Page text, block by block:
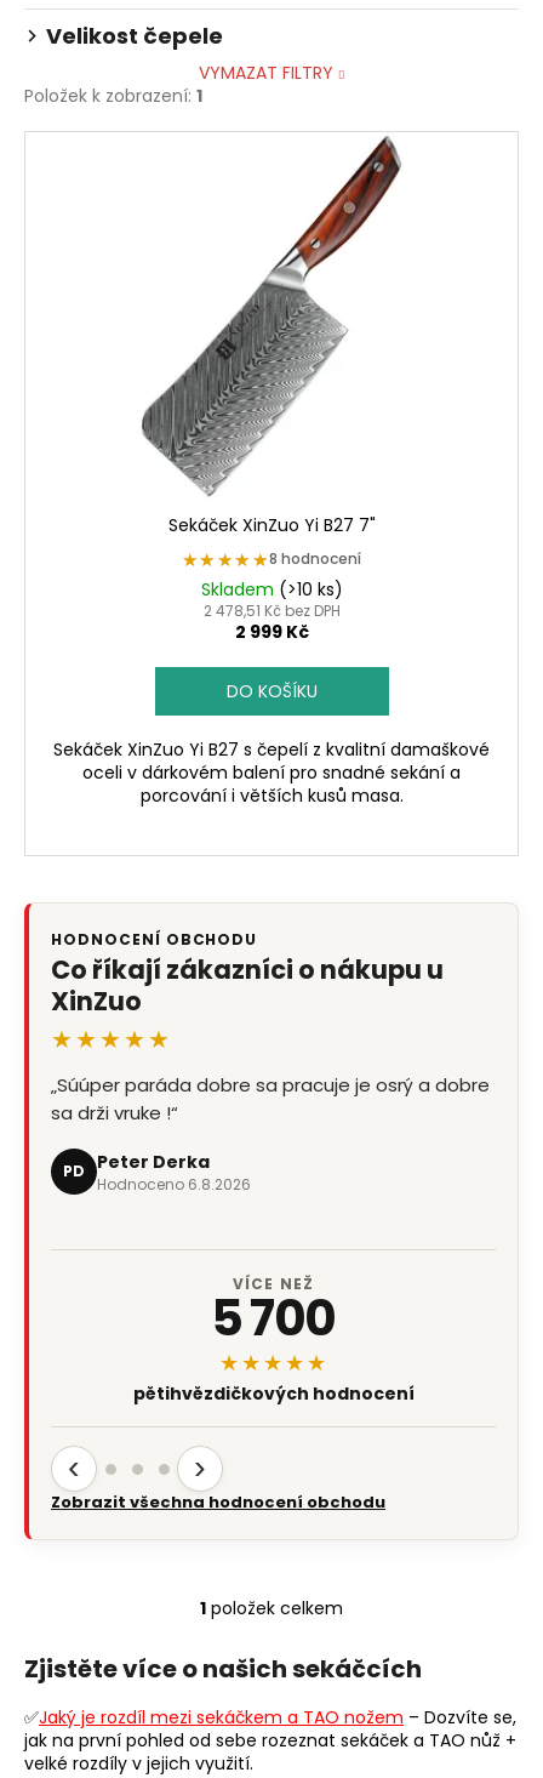
Velikost čepele
VYMAZAT FILTRY
Položek k zobrazení: 1
V
Sekáček XinZuo Yi B27 7"
★★★★★
★★★★★8 hodnocení
Skladem (>10 ks)
2 478,51 Kč bez DPH
2 999 Kč
DO KOŠÍKU
Sekáček XinZuo Yi B27 s čepelí z kvalitní damaškové
oceli v dárkovém balení pro snadné sekání a
porcování i větších kusů masa.
HODNOCENÍ OBCHODU
Co říkají zákazníci o nákupu u
XinZuo
★★★★★
„Súúper paráda dobre sa pracuje je osrý a dobre
sa drži vruke !“
PD Peter Derka
Hodnoceno 6.8.2026
VÍCE NEŽ
5 700
★★★★★
pětihvězdičkových hodnocení
‹ ›
Zobrazit všechna hodnocení obchodu
O
l
d
a
1 položek celkem
Zjistěte více o našich sekáčcích
✅Jaký je rozdíl mezi sekáčkem a TAO nožem – Dozvíte se,
jak na první pohled od sebe rozeznat sekáček a TAO nůž +
velké rozdíly v jejich využití.